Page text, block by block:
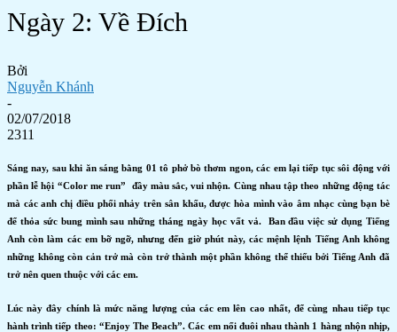
Ngày 2: Về Đích
Bởi
Nguyễn Khánh
-
02/07/2018
2311
Sáng nay, sau khi ăn sáng bằng 01 tô phở bò thơm ngon, các em lại tiếp tục sôi động với
phần lễ hội “Color me run” đầy màu sắc, vui nhộn. Cùng nhau tập theo những động tác
mà các anh chị điều phối nhảy trên sân khấu, được hòa mình vào âm nhạc cùng bạn bè
để thỏa sức bung mình sau những tháng ngày học vất vả. Ban đầu việc sử dụng Tiếng
Anh còn làm các em bỡ ngỡ, nhưng đến giờ phút này, các mệnh lệnh Tiếng Anh không
những không còn cản trở mà còn trở thành một phần không thể thiếu bởi Tiếng Anh đã
trở nên quen thuộc với các em.
Lúc này đây chính là mức năng lượng của các em lên cao nhất, để cùng nhau tiếp tục
hành trình tiếp theo: “Enjoy The Beach”. Các em nối đuôi nhau thành 1 hàng nhộn nhịp,